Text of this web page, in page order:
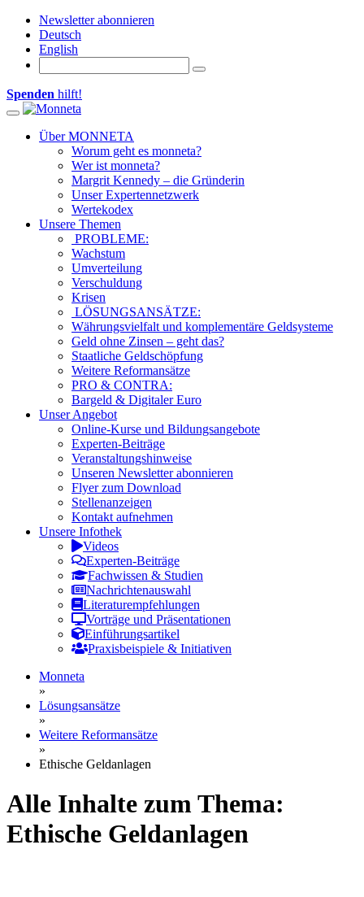
Newsletter abonnieren
Deutsch
English
Spenden hilft!
Toggle
navigationÜber MONNETA
Worum geht es monneta?
Wer ist monneta?
Margrit Kennedy – die Gründerin
Unser Expertennetzwerk
Wertekodex
Unsere Themen
PROBLEME:
Wachstum
Umverteilung
Verschuldung
Krisen
LÖSUNGSANSÄTZE:
Währungsvielfalt und komplementäre Geldsysteme
Geld ohne Zinsen – geht das?
Staatliche Geldschöpfung
Weitere Reformansätze
PRO & CONTRA:
Bargeld & Digitaler Euro
Unser Angebot
Online-Kurse und Bildungsangebote
Experten-Beiträge
Veranstaltungshinweise
Unseren Newsletter abonnieren
Flyer zum Download
Stellenanzeigen
Kontakt aufnehmen
Unsere Infothek
Videos
Experten-Beiträge
Fachwissen & Studien
Nachrichtenauswahl
Literaturempfehlungen
Vorträge und Präsentationen
Einführungsartikel
Praxisbeispiele & Initiativen
Monneta
»
Lösungsansätze
»
Weitere Reformansätze
»
Ethische Geldanlagen
Alle Inhalte zum Thema:
Ethische Geldanlagen